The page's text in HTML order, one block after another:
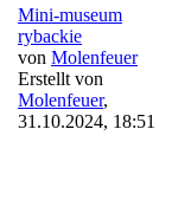
Mini-museum
rybackie
von Molenfeuer
Erstellt von
Molenfeuer,
31.10.2024, 18:51